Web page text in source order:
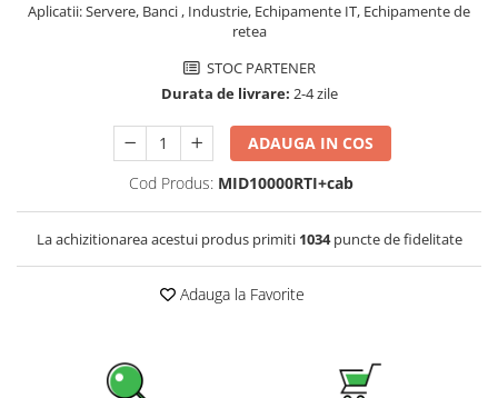
Sisteme fotovoltaice de putere
mica (rulota/caravan/case de
Sisteme fotovoltaice profesionale
Statii de incarcare vehicule
Cabluri de incarcare vehicule
Prize de incarcare vehicule
Turbine eoliene pentru casă
Aplicatii: Servere, Banci , Industrie, Echipamente IT, Echipamente de
retea
STOC PARTENER
Durata de livrare: 2-4 zile
ADAUGA IN COS
Cod Produs: MID10000RTI+cab
La achizitionarea acestui produs primiti 1034puncte de fidelitate
Adauga la Favorite